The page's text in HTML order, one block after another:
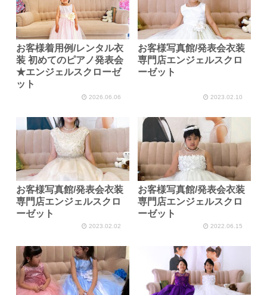
お客様着用例/レンタル衣
装 初めてのピアノ発表会
★エンジェルスクローゼ
ット
2026.06.06
お客様写真館/発表会衣装
専門店エンジェルスクロ
ーゼット
2023.02.10
お客様写真館/発表会衣装
専門店エンジェルスクロ
ーゼット
2023.02.02
お客様写真館/発表会衣装
専門店エンジェルスクロ
ーゼット
2022.06.15